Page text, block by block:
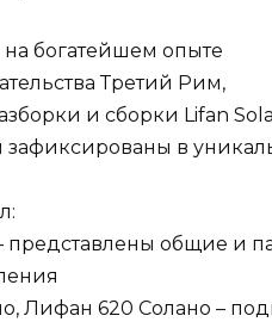
богатейшем опыте
Третий Рим,
и сборки Lifan
в
представлены общие и
Лифан 620 Солано –